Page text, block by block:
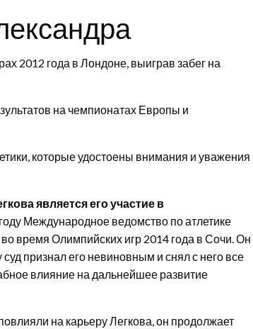
2012 года в Лондоне, выиграв забег на
на чемпионатах Европы и
которые удостоены внимания и уважения
является его участие в
Международное ведомство по атлетике
время Олимпийских игр 2014 года в Сочи. Он
признал его невиновным и снял с него все
влияние на дальнейшее развитие
на карьеру Легкова, он продолжает